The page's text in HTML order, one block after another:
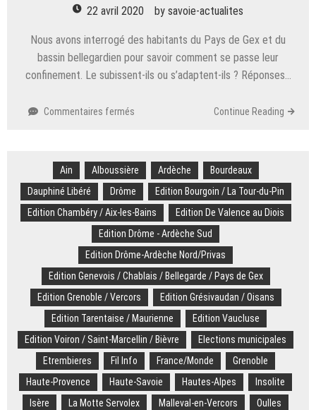
qui
22 avril 2020 by savoie-actualites
Nous avons interrogé des habitants du Pays de Gex et du
bassin bellegardien pour savoir comment se passe leur
confinement. Le subissent-ils ou s’adaptent-ils ? Réponses…
Commentaires fermés
le
confinement
?
Ils
nous
décrivent
leur
quotidien
Continue Reading
Ain Alboussière Ardèche
Bourdeaux
Dauphiné Libéré
Drôme
Edition Bourgoin / La Tour-du-Pin
Edition Chambéry / Aix-les-Bains
Edition De Valence au Diois
Edition Drôme - Ardèche Sud
Edition Drôme-Ardèche Nord/Privas
Edition Genevois / Chablais / Bellegarde / Pays de Gex
Edition Grenoble / Vercors
Edition Grésivaudan / Oisans
Edition Tarentaise / Maurienne
Edition Vaucluse
Edition Voiron / Saint-Marcellin / Bièvre
Elections municipales
Etrembieres
Fil Info France/Monde
Grenoble
Haute-Provence
Haute-Savoie Hautes-Alpes
Insolite
Isère
La Motte Servolex Malleval-en-Vercors
Oulles